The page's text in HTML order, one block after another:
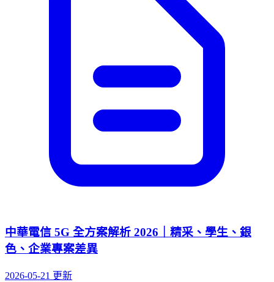
中華電信 5G 全方案解析 2026｜精采、學生、銀
色、企業專案差異
2026-05-21 更新